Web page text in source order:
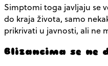
Simptomi toga javljaju se
do kraja života, samo
prikrivati u javnosti, ali ne
Blizancima se ne